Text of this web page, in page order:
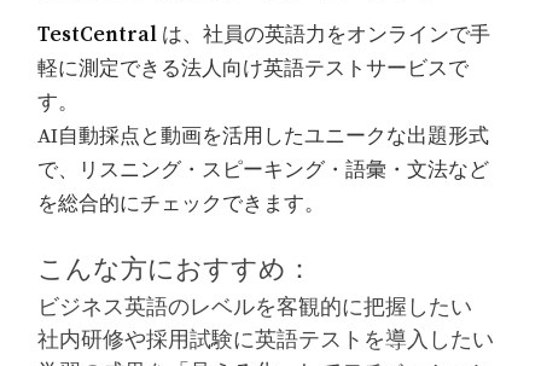
TestCentral は、社員の英語力をオンラインで手
軽に測定できる法人向け英語テストサービスで
す。
AI自動採点と動画を活用したユニークな出題形式
で、リスニング・スピーキング・語彙・文法など
を総合的にチェックできます。
こんな方におすすめ：
ビジネス英語のレベルを客観的に把握したい
社内研修や採用試験に英語テストを導入したい